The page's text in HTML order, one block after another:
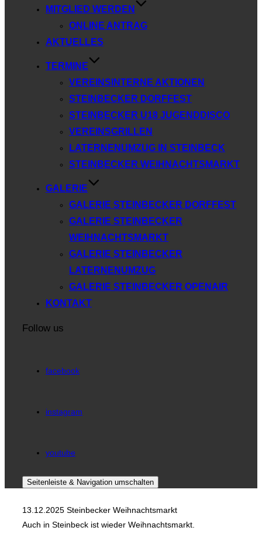
MITGLIED WERDEN
ONLINE ANTRAG
AKTUELLES
TERMINE
VEREINSINTERNE AKTIONEN
STEINBECKER DORFFEST
STEINBECKER U18 JUGENDDISCO
VEREINSGRILLEN
LATERNENUMZUG IN STEINBECK
STEINBECKER WEIHNACHTSMARKT
GALERIE
GALERIE STEINBECKER DORFFEST
GALERIE STEINBECKER
WEIHNACHTSMARKT
GALERIE STEINBECKER
LATERNENUMZUG
GALERIE STEINBECKER OPENAIR
KONTAKT
Follow us
facebook
instagram
youtube
Seitenleiste & Navigation umschalten
13.12.2025 Steinbecker Weihnachtsmarkt
Auch in Steinbeck ist wieder Weihnachtsmarkt.